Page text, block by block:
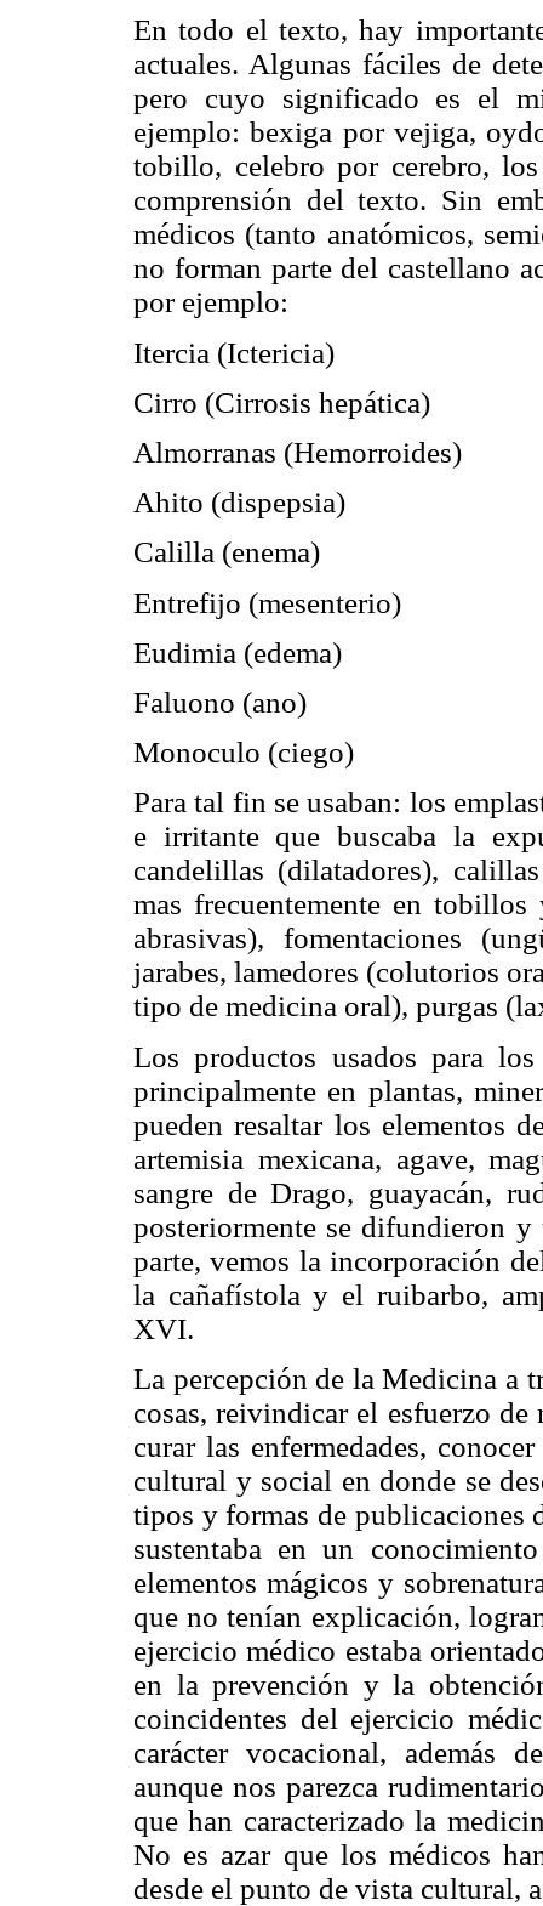
En todo el texto, hay
actuales. Algunas fáciles de
pero cuyo significado es el
ejemplo: bexiga por vejiga,
tobillo, celebro por cerebro,
comprensión del texto. Sin
médicos (tanto anatómicos,
no forman parte del castellano
por ejemplo:
Itercia (Ictericia)
Cirro (Cirrosis hepática)
Almorranas (Hemorroides)
Ahito (dispepsia)
Calilla (enema)
Entrefijo (mesenterio)
Eudimia (edema)
Faluono (ano)
Monoculo (ciego)
Para tal fin se usaban: los
e irritante que buscaba la
candelillas (dilatadores),
mas frecuentemente en
abrasivas), fomentaciones
jarabes, lamedores (colutorios
tipo de medicina oral), purgas
Los productos usados para los
principalmente en plantas,
pueden resaltar los elementos
artemisia mexicana, agave,
sangre de Drago, guayacán,
posteriormente se difundieron y
parte, vemos la incorporación
la cañafístola y el ruibarbo,
XVI.
La percepción de la Medicina a
cosas, reivindicar el esfuerzo de
curar las enfermedades,
cultural y social en donde se
tipos y formas de publicaciones
sustentaba en un
elementos mágicos y
que no tenían explicación,
ejercicio médico estaba
en la prevención y la
coincidentes del ejercicio
carácter vocacional, además
aunque nos parezca
que han caracterizado la
No es azar que los médicos
desde el punto de vista cultural,